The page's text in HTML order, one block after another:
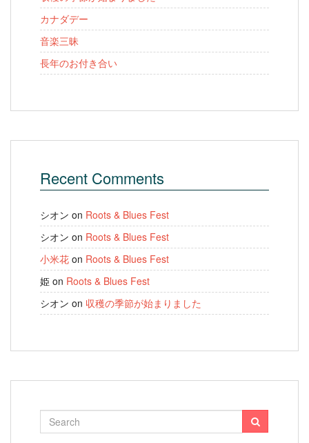
カナダデー
音楽三昧
長年のお付き合い
Recent Comments
シオン on Roots & Blues Fest
シオン on Roots & Blues Fest
小米花 on Roots & Blues Fest
姫 on Roots & Blues Fest
シオン on 収穫の季節が始まりました